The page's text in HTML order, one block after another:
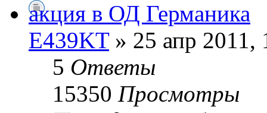
акция в ОД Германика
E439KT» 25 апр 2011,
5 Ответы
15350 Просмотры